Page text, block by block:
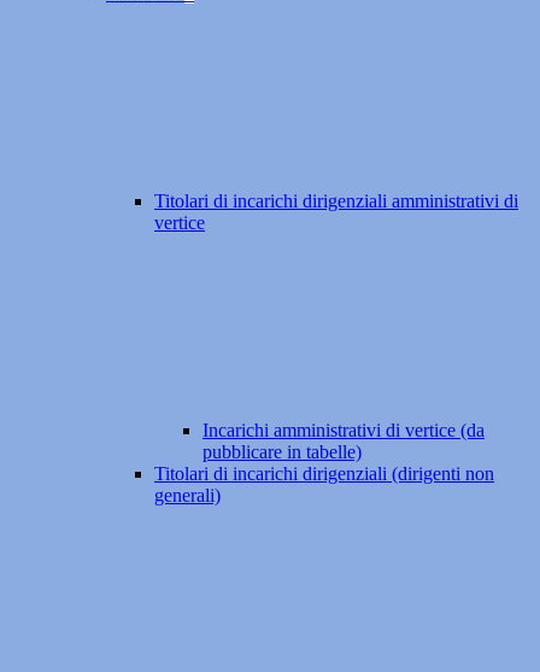
Titolari di incarichi dirigenziali amministrativi di
vertice
Incarichi amministrativi di vertice (da
pubblicare in tabelle)
Titolari di incarichi dirigenziali (dirigenti non
generali)